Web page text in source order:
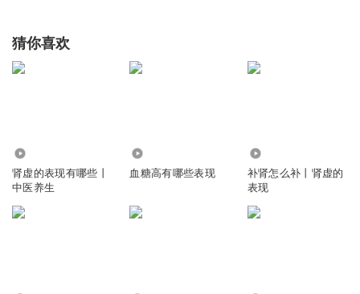
猜你喜欢
肾虚的表现有哪些丨
中医养生
血糖高有哪些表现
补肾怎么补丨肾虚的
表现